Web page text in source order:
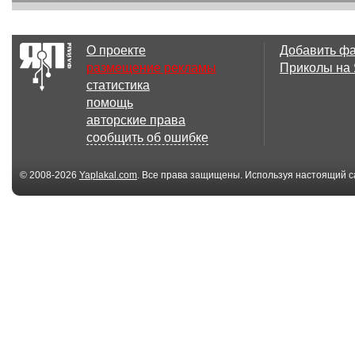
715x224 546x93
29
О проекте
размещение рекламы
статистика
помощь
авторские права
сообщить об ошибке
Добавить
Приколы
© 2008-2026 Yaplakal.com. Все права защищены. Используя настоящий